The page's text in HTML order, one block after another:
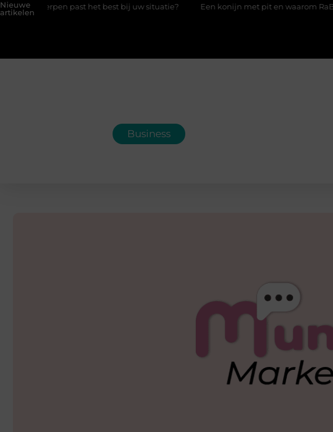
Nieuwe
artikelen
past het best bij uw situatie? Een konijn met pit en waarom RaBBiT verrast
Business